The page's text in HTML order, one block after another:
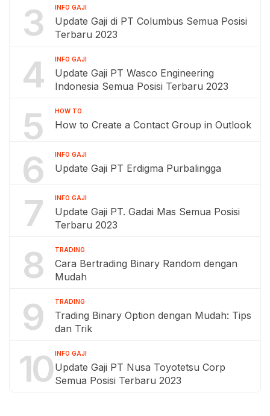
3 INFO GAJI
Update Gaji di PT Columbus Semua Posisi
Terbaru 2023
4 INFO GAJI
Update Gaji PT Wasco Engineering
Indonesia Semua Posisi Terbaru 2023
5 HOW TO
How to Create a Contact Group in Outlook
6 INFO GAJI
Update Gaji PT Erdigma Purbalingga
7 INFO GAJI
Update Gaji PT. Gadai Mas Semua Posisi
Terbaru 2023
8 TRADING
Cara Bertrading Binary Random dengan
Mudah
9 TRADING
Trading Binary Option dengan Mudah: Tips
dan Trik
10 INFO GAJI
Update Gaji PT Nusa Toyotetsu Corp
Semua Posisi Terbaru 2023